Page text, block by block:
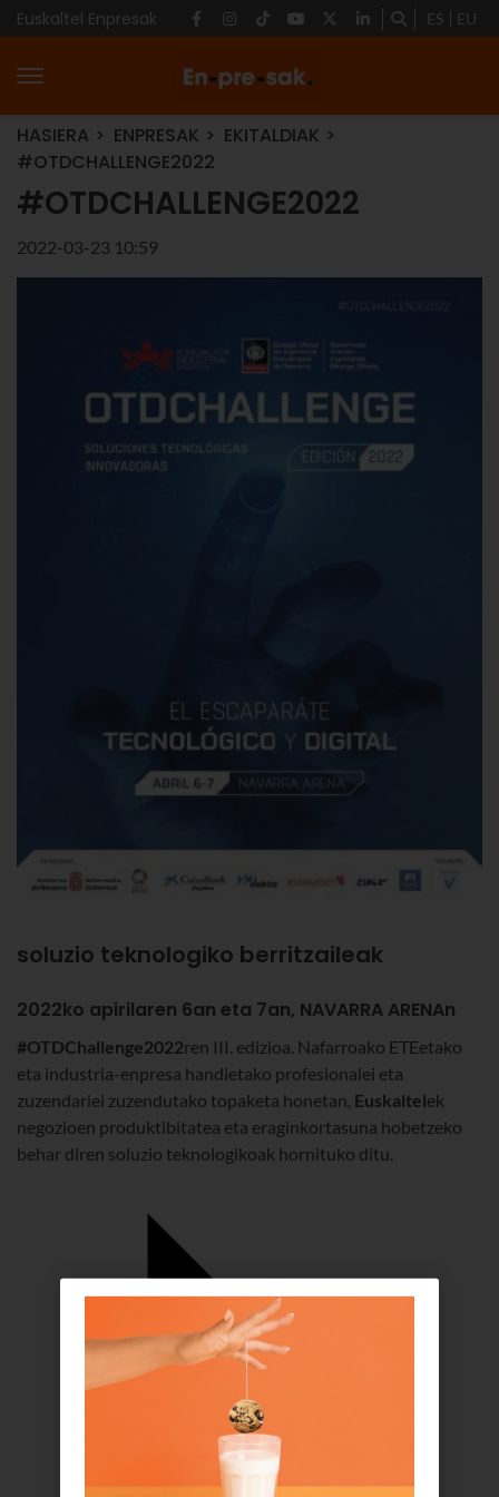
Euskaltel Enpresak ES EU
HASIERA ENPRESAK
EKITALDIAK
#OTDCHALLENGE2022
#OTDCHALLENGE2022
2022-03-23 10:59
soluzio teknologiko berritzaileak
2022ko apirilaren 6an eta 7an, NAVARRA ARENAn
#OTDChallenge2022ren III. edizioa. Nafarroako ETEetako
eta industria-enpresa handietako profesionalei eta
zuzendariei zuzendutako topaketa honetan, Euskaltelek
negozioen produktibitatea eta eraginkortasuna hobetzeko
behar diren soluzio teknologikoak hornituko ditu.